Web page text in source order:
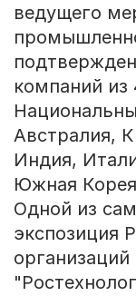
ведущего
компаний из
Австралия,
Индия,
Южная
Одной из
экспозиция